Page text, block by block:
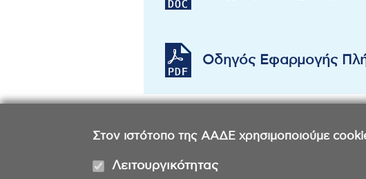
Στον ιστότοπο της ΑΑΔΕ χρησιμοποιούμε
Λειτουργικότητας
Οδηγός Εφαρμογής